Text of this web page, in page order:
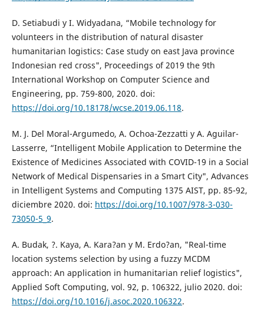
D. Setiabudi y I. Widyadana, “Mobile technology for
volunteers in the distribution of natural disaster
humanitarian logistics: Case study on east Java province
Indonesian red cross", Proceedings of 2019 the 9th
International Workshop on Computer Science and
Engineering, pp. 759-800, 2020. doi:
https://doi.org/10.18178/wcse.2019.06.118.
M. J. Del Moral-Argumedo, A. Ochoa-Zezzatti y A. Aguilar-
Lasserre, “Intelligent Mobile Application to Determine the
Existence of Medicines Associated with COVID-19 in a Social
Network of Medical Dispensaries in a Smart City", Advances
in Intelligent Systems and Computing 1375 AIST, pp. 85-92,
diciembre 2020. doi: https://doi.org/10.1007/978-3-030-
73050-5_9.
A. Budak, ?. Kaya, A. Kara?an y M. Erdo?an, "Real-time
location systems selection by using a fuzzy MCDM
approach: An application in humanitarian relief logistics",
Applied Soft Computing, vol. 92, p. 106322, julio 2020. doi:
https://doi.org/10.1016/j.asoc.2020.106322.